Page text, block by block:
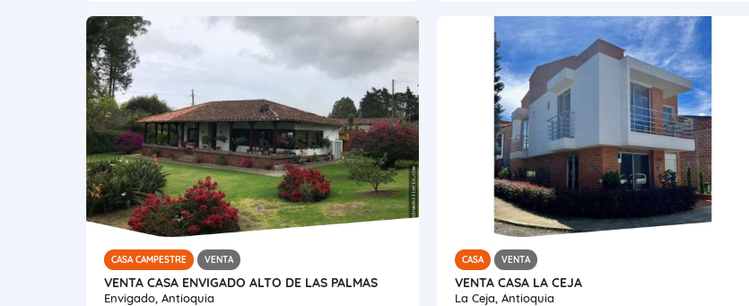
CASA CAMPESTRE VENTA
VENTA CASA ENVIGADO ALTO DE LAS PALMAS
Envigado, Antioquia
CASA VENTA
VENTA CASA LA CEJA
La Ceja, Antioquia